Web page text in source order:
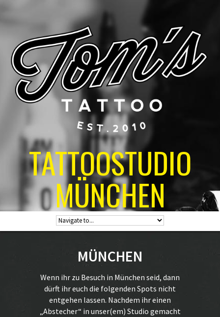
TATTOOSTUDIO
MÜNCHEN
MÜNCHEN
Wenn ihr zu Besuch in München seid, dann
dürft ihr euch die folgenden Spots nicht
entgehen lassen. Nachdem ihr einen
„Abstecher“ in unser(em) Studio gemacht